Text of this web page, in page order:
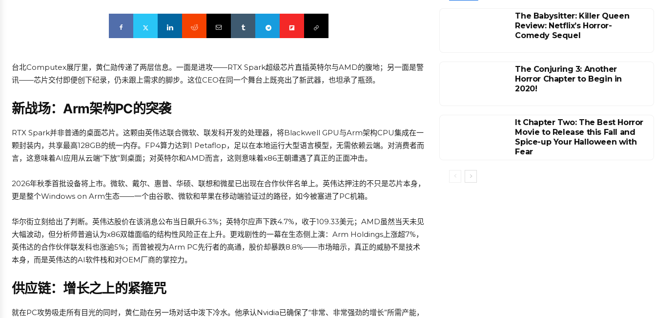
台北Computex展厅里，黄仁勋传递了两层信息。一面是进攻——RTX Spark超级芯片直插英特尔与AMD的腹地；另一面是警
讯——芯片交付即便创下纪录，仍未跟上需求的脚步。这位CEO在同一个舞台上既亮出了新武器，也坦承了瓶颈。
新战场：Arm架构PC的突袭
RTX Spark并非普通的桌面芯片。这颗由英伟达联合微软、联发科开发的处理器，将Blackwell GPU与Arm架构CPU集成在一
颗封装内，共享最高128GB的统一内存。FP4算力达到1 Petaflop，足以在本地运行大型语言模型，无需依赖云端。对消费者而
言，这意味着AI应用从云端“下放”到桌面；对英特尔和AMD而言，这则意味着x86王朝遭遇了真正的正面冲击。
2026年秋季首批设备将上市。微软、戴尔、惠普、华硕、联想和微星已出现在合作伙伴名单上。英伟达押注的不只是芯片本身，
更是整个Windows on Arm生态——一个由谷歌、微软和苹果在移动端验证过的路径，如今被塞进了PC机箱。
华尔街立刻给出了判断。英伟达股价在该消息公布当日飙升6.3%；英特尔应声下跌4.7%，收于109.33美元；AMD虽然当天未见
大幅波动，但分析师普遍认为x86双雄面临的结构性风险正在上升。更戏剧性的一幕在生态侧上演：Arm Holdings上涨超7%，
英伟达的合作伙伴联发科也涨逾5%；而曾被视为Arm PC先行者的高通，股价却暴跌8.8%——市场暗示，真正的威胁不是技术
本身，而是英伟达的AI软件栈和对OEM厂商的掌控力。
供应链：增长之上的紧箍咒
就在PC攻势吸走所有目光的同时，黄仁勋在另一场对话中泼下冷水。他承认Nvidia已确保了“非常、非常强劲的增长”所需产能，
The Babysitter: Killer Queen
Review: Netflix’s Horror-
Comedy Sequel
The Conjuring 3: Another
Horror Chapter to Begin in
2020!
It Chapter Two: The Best Horror
Movie to Release this Fall and
Spice-up Your Halloween with
Fear